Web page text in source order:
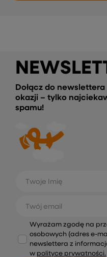
Dołącz do
okazji – tylko
spamu!
Twoje Imię
Twój email
Wyrażam zgodę na
osobowych (adres e-
newslettera z
w polityce prywatności.